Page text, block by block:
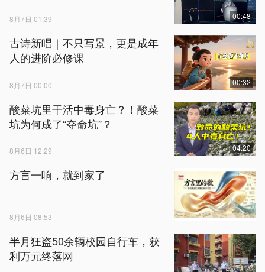
8月7日 01:39 00:48
古诗新唱｜不只写景，更是成年
人的进阶必修课
8月7日 00:00 00:32
酸菜坑里干活中毒身亡？！酸菜
坑为何成了“夺命坑”？
8月6日 12:29 04:20
方言一响，就到家了
8月6日 08:53
半月狂盗50余辆校园自行车，获
利万元终落网